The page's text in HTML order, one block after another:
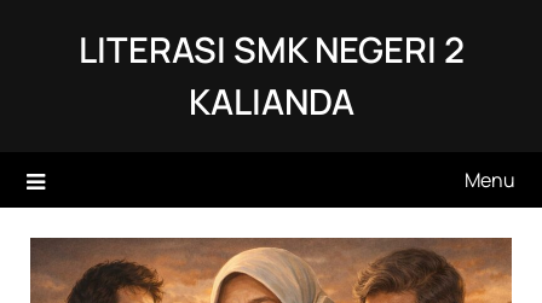
LITERASI SMK NEGERI 2
KALIANDA
Menu